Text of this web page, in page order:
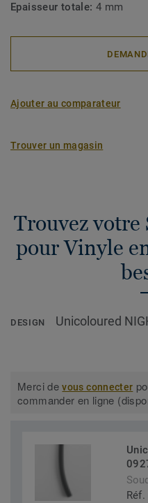
Epaisseur totale: 4 mm
Ajouter au comparateur
Trouver un magasin
Trouvez votre
pour Vinyle
DESIGN Unicoloured
Merci devous connecter
commander en ligne
Réf.